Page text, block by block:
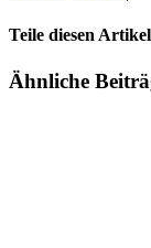
Teile diesen
Facebook
Twitter
Reddit
LinkedIn
Tumblr
Pinterest
Vk
E-
Ähnliche